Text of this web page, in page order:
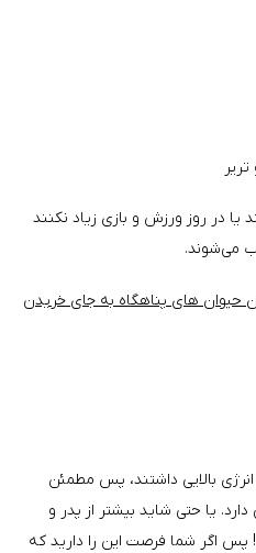
در روز ورزش و بازی زیاد نکنند
می‌شوند.
حیوان های پناهگاه به جای خریدن
بالایی داشتند، پس مطمئن
یا حتی شاید بیشتر از پدر و
پس اگر شما فرصت این را دارید که